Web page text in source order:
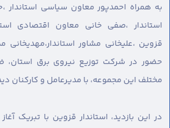
به همراه احمدپور معاون سیاسی استاندار
استاندار ،صفی خانی معاون اقتصادی
قزوین ،علیخانی مشاور استاندار،مهدیخانی
حضور در شرکت توزیع نیروی برق استان،
مختلف این مجموعه، با مدیرعامل و کارکنان